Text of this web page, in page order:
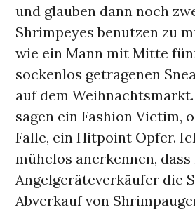
und glauben dann noch
Shrimpeyes benutzen zu
wie ein Mann mit Mitte
sockenlos getragenen
auf dem
sagen ein Fashion Victim,
Falle, ein Hitpoint Opfer.
mühelos anerkennen,
Angelgeräteverkäufer die
Abverkauf von